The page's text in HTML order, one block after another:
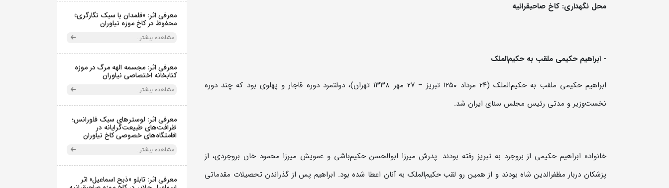
محل نگهداری: کاخ صاحبقرانیه
- ابراهیم حکیمی ملقب به حکیم‌الملک
ابراهیم حکیمی ملقب به حکیم‌الملک (۲۴ مرداد ۱۲۵۰ تبریز – ۲۷ مهر ۱۳۳۸ تهران)، دولتمرد دوره قاجار و پهلوی بود که چند دوره
نخست‌وزیر و مدتی رئیس مجلس سنای ایران شد.
خانواده ابراهیم حکیمی از بروجرد به تبریز رفته بودند. پدرش میرزا ابوالحسن حکیم‌باشی و عمویش میرزا محمود خان بروجردی، از
پزشکان دربار مظفرالدین شاه بودند و از همین رو لقب حکیم‌الملک به آنان اعطا شده بود. ابراهیم پس از گذراندن تحصیلات مقدماتی
معرفی اثر: «قلمدان با سبک نگارگری»
محفوظ در کاخ موزه نیاوران
مشاهده بیشتر..
معرفی اثر: مجسمه الهه مرگ در موزه
کتابخانه اختصاصی نیاوران
مشاهده بیشتر..
معرفی اثر: لوسترهای سبک فلورانس؛
ظرافت‌های طبیعت‌گرایانه در
اقامتگاه‌های خصوصی کاخ نیاوران
مشاهده بیشتر..
معرفی اثر: تابلو «ذبح اسماعیل» اثر